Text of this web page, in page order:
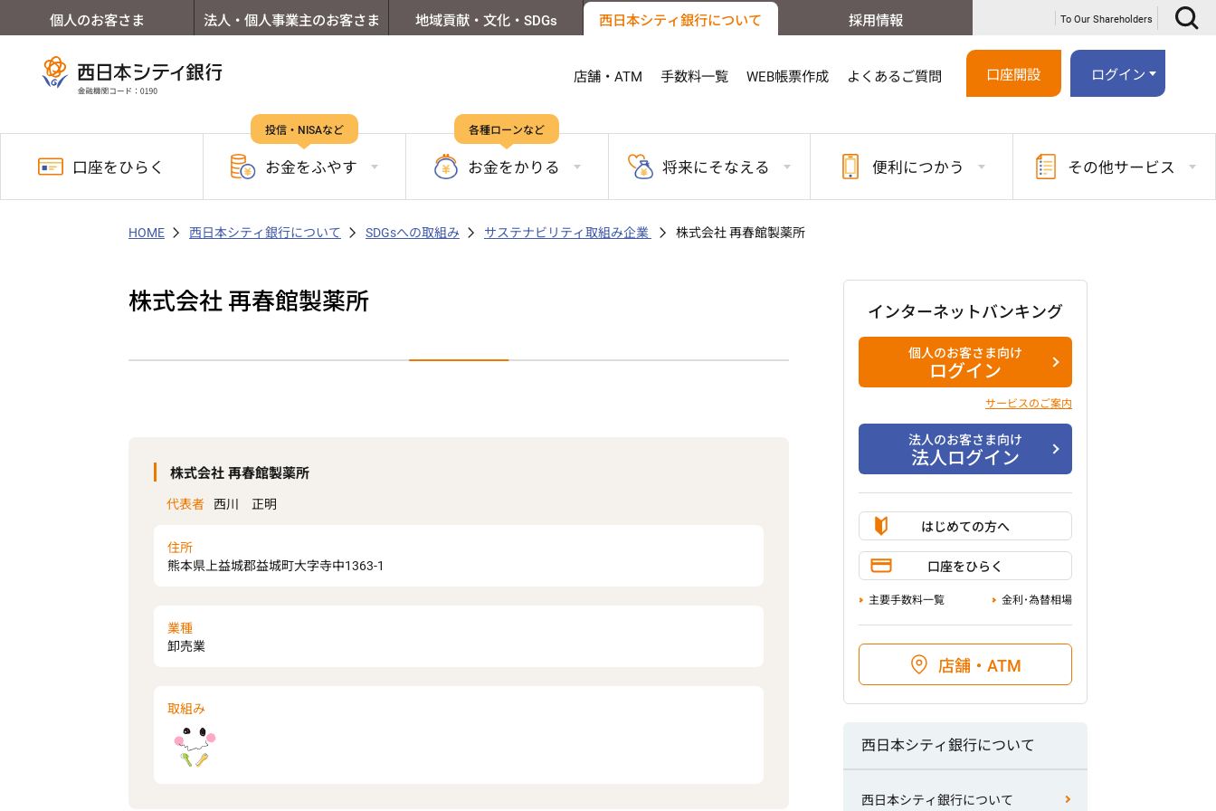
個人のお客さま 法人・個人事業主のお客さま 地域貢献・文化・SDGs 西日本シティ銀行について 採用情報 To Our Shareholders
店舗・ATM 手数料一覧 WEB帳票作成 よくあるご質問 口座開設 ログイン
口座を ひらく
投信・NISAなど
お金をふやす
各種ローンなど
お金をかりる 将来にそなえる 便利につかう その他サービス
HOME 西日本シティ銀行について SDGsへの取組み サステナビリティ取組み企業 株式会社 再春館製薬所
株式会社 再春館製薬所
株式会社 再春館製薬所
代表者 西川 正明
住所
熊本県上益城郡益城町大字寺中1363-1
業種
卸売業
取組み
インターネットバンキング
個人のお客さま向け
ログイン
サービスのご案内
法人のお客さま向け
法人ログイン
はじめての方へ
口座をひらく
主要手数料一覧 金利･為替相場
店舗・ATM
西日本シティ銀行について
西日本シティ銀行について